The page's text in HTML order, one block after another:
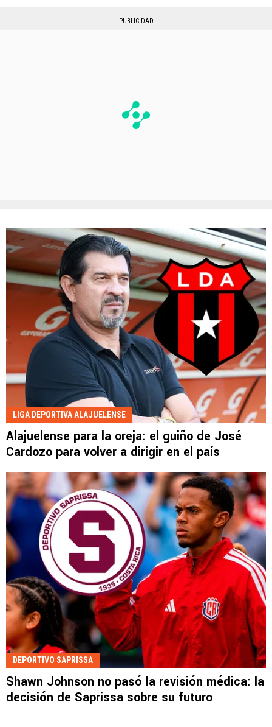
PUBLICIDAD
LIGA DEPORTIVA ALAJUELENSE
Alajuelense para la oreja: el guiño de José
Cardozo para volver a dirigir en el país
DEPORTIVO SAPRISSA
Shawn Johnson no pasó la revisión médica: la
decisión de Saprissa sobre su futuro